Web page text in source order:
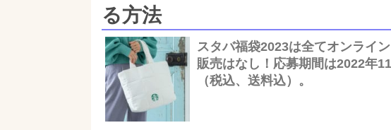
る方法
スタバ福袋2023は全てオンライ
販売はなし！応募期間は2022年
（税込、送料込）。